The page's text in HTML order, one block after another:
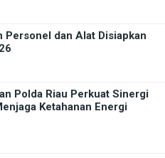
Personel dan Alat Disiapkan
Polda Riau Perkuat Sinergi
Ketahanan Energi